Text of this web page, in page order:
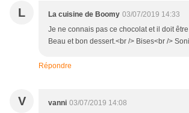
L La cuisine de Boomy 03/07/2019 14:33
Je ne connais pas ce chocolat et il doit
Beau et bon dessert.<br /> Bises<br />
Répondre
V vanni 03/07/2019 14:08